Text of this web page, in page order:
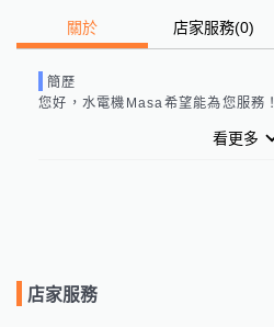
關於 店家服務(0)
簡歷
您好， 水電機Masa 希望能為您服務！
看更多
店家服務